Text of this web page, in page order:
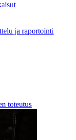
ja raportointi
toteutus